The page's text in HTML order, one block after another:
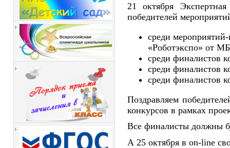
21 октября
победителей
среди
«Роботэкспо» от
среди финалистов
среди
среди финалистов
Поздравляем
конкурсов в рамках
Все финалисты должны
А 25 октября в on-line